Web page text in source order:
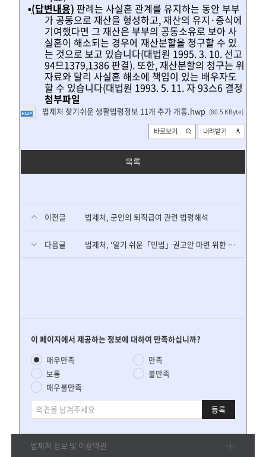
▪(답변내용) 판례는 사실혼 관계를 유지하는 동안 부부
가 공동으로 재산을 형성하고, 재산의 유지·증식에
기여했다면 그 재산은 부부의 공동소유로 보아 사
실혼이 해소되는 경우에 재산분할을 청구할 수 있
는 것으로 보고 있습니다(대법원 1995. 3. 10. 선고
94므1379,1386 판결). 또한, 재산분할의 청구는 위
자료와 달리 사실혼 해소에 책임이 있는 배우자도
할 수 있습니다(대법원 1993. 5. 11. 자 93스6 결정
첨부파일
법제처 찾기쉬운 생활법령정보 11개 추가 개통.hwp (80.5 KByte)
바로보기 내려받기
목록
이전글 법제처, 군인의 퇴직급여 관련 법령해석
다음글 법제처, ‘알기 쉬운「민법」권고안 마련 위한 TF’ 본격 구성
콘
츠
만
족
도
조
사
이 페이지에서 제공하는 정보에 대하여 만족하십니까?
만
족
도
평
가
매우만족
만족
보통
불만족
매우불만족
견
법제처 정보 및 이용약관